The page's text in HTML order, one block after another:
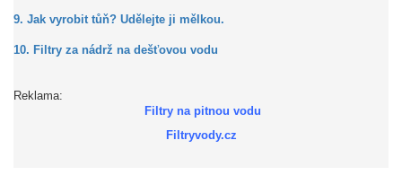
9. Jak vyrobit tůň? Udělejte ji mělkou.
10. Filtry za nádrž na dešťovou vodu
Reklama:
Filtry na pitnou vodu
Filtryvody.cz